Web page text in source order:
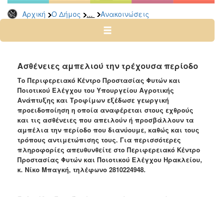
Αρχική Ο Δήμος ... Ανακοινώσεις
Δημοτικές
Υπηρεσίες
Ηλεκτρονική
Σχολικές
Επιτροπές
Αγροτική
Ανάπτυξη
Ανακοινώσεις
Προγράμματα
Προσχολική
Κοιμητήρια
Ασθένειες αμπελιού την τρέχουσα περίοδο
Το Περιφερειακό Κέντρο Προστασίας Φυτών και
Ποιοτικού Ελέγχου του Υπουργείου Αγροτικής
Ανάπτυξης και Τροφίμων εξέδωσε γεωργική
προειδοποίηση η οποία αναφέρεται στους εχθρούς
και τις ασθένειες που απειλούν ή προσβάλλουν τα
αμπέλια την περίοδο που διανύουμε, καθώς και τους
τρόπους αντιμετώπισης τους. Για περισσότερες
πληροφορίες απευθυνθείτε στο Περιφερειακό Κέντρο
Προστασίας Φυτών και Ποιοτικού Ελέγχου Ηρακλείου,
κ. Νίκο Μπαγκή, τηλέφωνο 2810224948.